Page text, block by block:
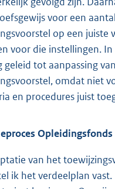
voor een
op een juiste
voor die instellingen.
geleid tot aanpassing
omdat niet
en procedures juist
Opleidingsfonds
van het
ik het verdeelplan